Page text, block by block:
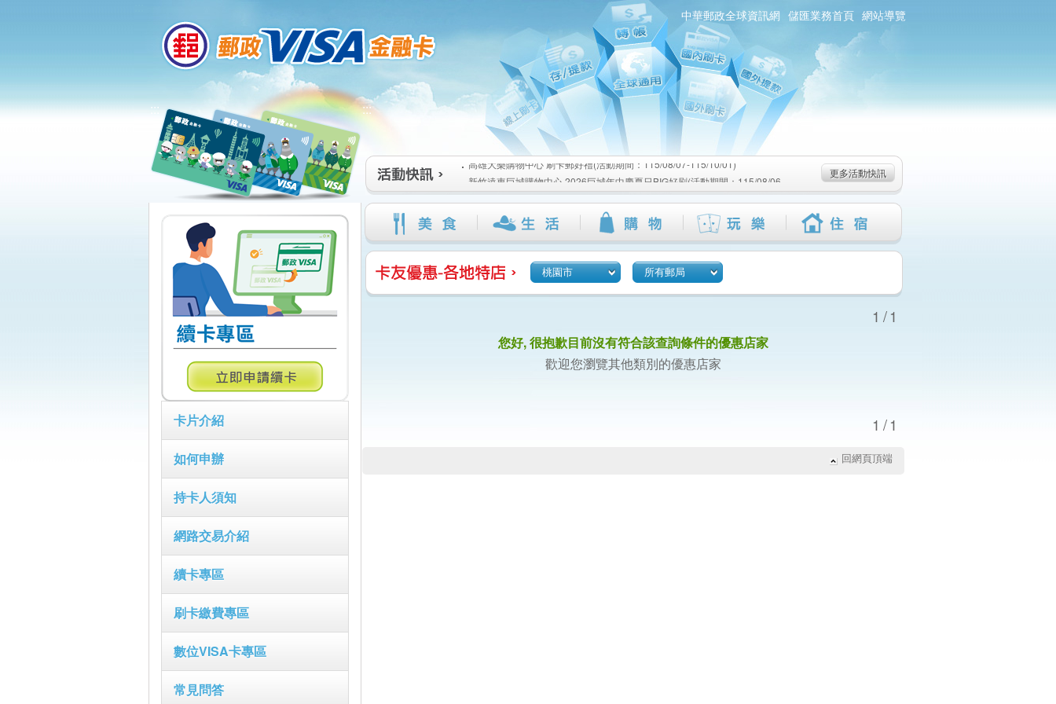
中華郵政全球資訊網 儲匯業務首頁 網站導覽
:::
卡片介紹
如何申辦
持卡人須知
網路交易介紹
續卡專區
刷卡繳費專區
數位VISA卡專區
常見問答
:::
高雄大樂購物中心 刷卡郵好禮(活動期間：115/08/07-115/10/01)
新竹遠東巨城購物中心 2026巨城年中慶夏日BIG好刷(活動期間：115/08/06-
115/08/26)
臺北三創生活 有點東西第2波 刷卡郵好禮(活動期間：115/08/06-115/09/02)
高雄大樂購物中心 刷卡郵好禮(活動期間：115/08/07-115/10/01)
新竹遠東巨城購物中心 2026巨城年中慶夏日BIG好刷(活動期間：115/08/06-
115/08/26)
臺北三創生活 有點東西第2波 刷卡郵好禮(活動期間：115/08/06-115/09/02)
更多活動快訊
桃園市 所有郵局
1/1
您好, 很抱歉目前沒有符合該查詢條件的優惠店家
歡迎您瀏覽其他類別的優惠店家
1/1
回網頁頂端